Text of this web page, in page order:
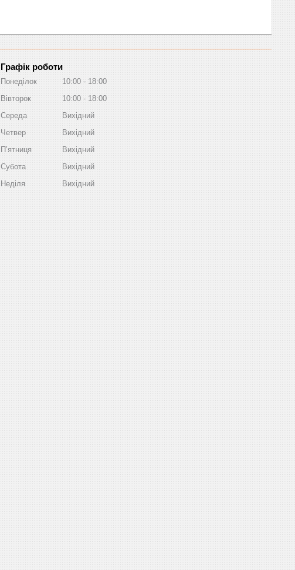
Графік роботи
Понеділок 10:00
18:00
Вівторок
10:00
18:00
Середа
Вихідний
Четвер
Вихідний
Пʼятниця
Вихідний
Субота
Вихідний
Неділя
Вихідний